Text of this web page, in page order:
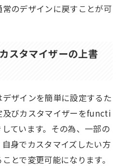
のデザインに戻すことが可
スタマイザーの上書
ザインを簡単に設定するた
及びカスタマイザーをfuncti
ています。その為、一部の
身でカスタマイズしたい方
とで変更可能になります。